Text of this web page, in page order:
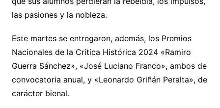
las pasiones y la nobleza.
Este martes se entregaron, además, los Premios
Nacionales de la Crítica Histórica 2024 «Ramiro
Guerra Sánchez», «José Luciano Franco», ambos de
convocatoria anual, y «Leonardo Griñán Peralta», de
carácter bienal.